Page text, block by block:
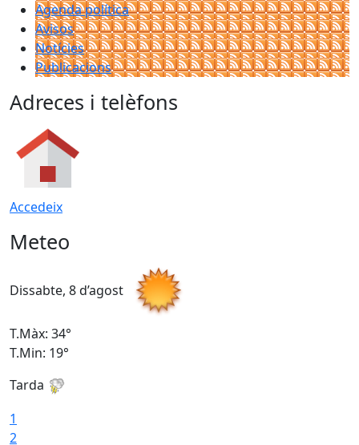
Agenda política
Avisos
Notícies
Publicacions
Adreces i telèfons
Accedeix
Meteo
Dissabte, 8 d’agost
T.Màx: 34°
T.Min: 19°
Tarda
1
2